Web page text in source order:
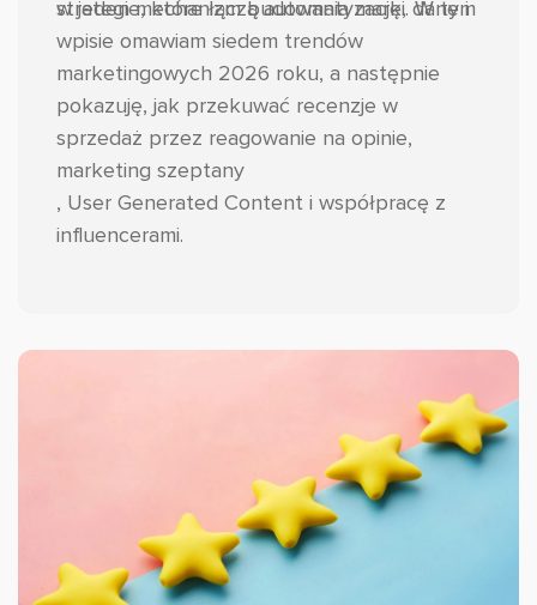
strategie, które łączą automatyzację, dane i
w jeden mechanizm budowania marki. W tym
wpisie omawiam siedem trendów
marketingowych 2026 roku, a następnie
pokazuję, jak przekuwać recenzje w
sprzedaż przez reagowanie na opinie,
marketing szeptany
, User Generated Content i współpracę z
influencerami.